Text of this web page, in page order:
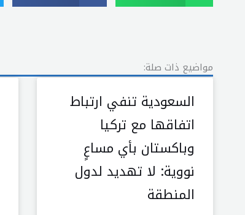
مواضيع ذات صلة:
السعودية تنفي ارتباط
اتفاقها مع تركيا
وباكستان بأي مساعٍ
نووية: لا تهديد لدول
المنطقة